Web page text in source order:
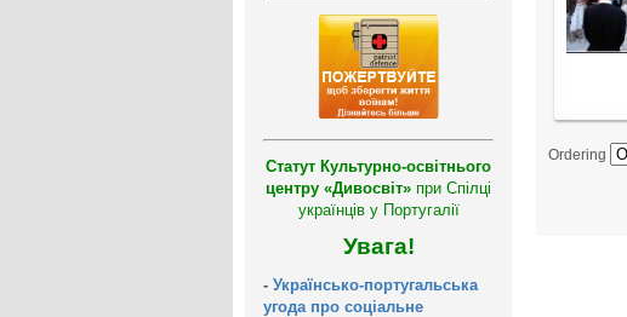
Статут Культурно-освітнього
центру «Дивосвіт» при Спілці
українців у Португалії
Увага!
- Українсько-португальська
угода про соціальне
Ordering